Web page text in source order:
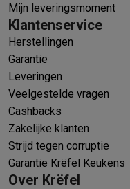
Mijn leveringsmoment
Klantenservice
Herstellingen
Garantie
Leveringen
Veelgestelde vragen
Cashbacks
Zakelijke klanten
Strijd tegen corruptie
Garantie Krëfel Keukens
Over Krëfel